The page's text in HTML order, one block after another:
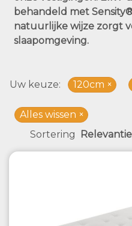
behandeld met
natuurlijke wijze zorgt
slaapomgeving.
Uw keuze 120cm
Alles wissen
Sortering
Relevantie